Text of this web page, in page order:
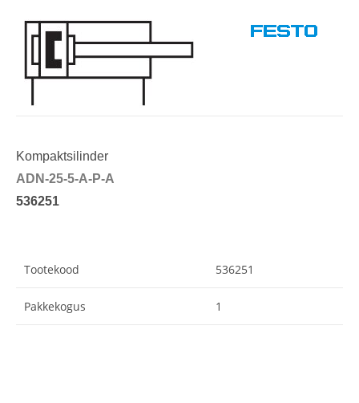
Kompaktsilinder
ADN-25-5-A-P-A
536251
Tootekood 536251
Pakkekogus 1